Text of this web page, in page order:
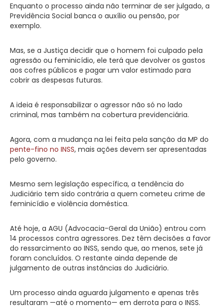
Enquanto o processo ainda não terminar de ser julgado, a
Previdência Social banca o auxílio ou pensão, por
exemplo.
Mas, se a Justiça decidir que o homem foi culpado pela
agressão ou feminicídio, ele terá que devolver os gastos
aos cofres públicos e pagar um valor estimado para
cobrir as despesas futuras.
A ideia é responsabilizar o agressor não só no lado
criminal, mas também na cobertura previdenciária.
Agora, com a mudança na lei feita pela sanção da MP do
pente-fino no INSS, mais ações devem ser apresentadas
pelo governo.
Mesmo sem legislação específica, a tendência do
Judiciário tem sido contrária a quem cometeu crime de
feminicídio e violência doméstica.
Até hoje, a AGU (Advocacia-Geral da União) entrou com
14 processos contra agressores. Dez têm decisões a favor
do ressarcimento ao INSS, sendo que, ao menos, sete já
foram concluídos. O restante ainda depende de
julgamento de outras instâncias do Judiciário.
Um processo ainda aguarda julgamento e apenas três
resultaram —até o momento— em derrota para o INSS.